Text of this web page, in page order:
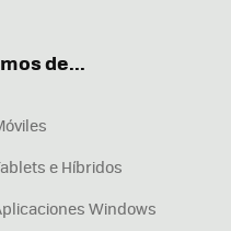
de...
e Híbridos
Windows